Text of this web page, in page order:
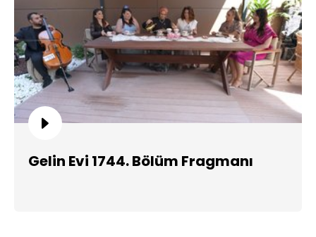
Gelin Evi 1744. Bölüm Fragmanı